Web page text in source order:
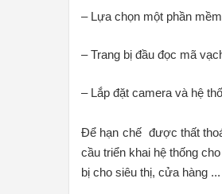
– Lựa chọn một phần
– Trang bị đầu đọc mã
– Lắp đặt camera và hệ
Để hạn chế được thất
cầu triển khai hệ thống
bị cho siêu thị, cửa hàng